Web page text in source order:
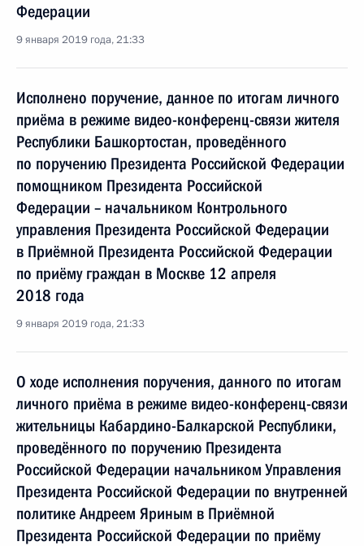
Федерации
9 января 2019 года, 21:33
Исполнено поручение, данное по итогам личного
приёма в режиме видео-конференц-связи жителя
Республики Башкортостан, проведённого
по поручению Президента Российской Федерации
помощником Президента Российской
Федерации – начальником Контрольного
управления Президента Российской Федерации
в Приёмной Президента Российской Федерации
по приёму граждан в Москве 12 апреля
2018 года
9 января 2019 года, 21:33
О ходе исполнения поручения, данного по итогам
личного приёма в режиме видео-конференц-связи
жительницы Кабардино-Балкарской Республики,
проведённого по поручению Президента
Российской Федерации начальником Управления
Президента Российской Федерации по внутренней
политике Андреем Яриным в Приёмной
Президента Российской Федерации по приёму